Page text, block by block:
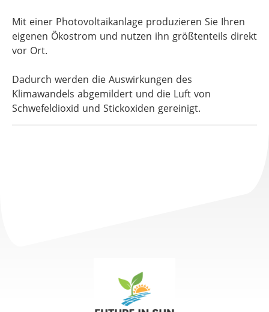
Mit einer Photovoltaikanlage produzieren Sie Ihren
eigenen Ökostrom und nutzen ihn größtenteils direkt
vor Ort.
Dadurch werden die Auswirkungen des
Klimawandels abgemildert und die Luft von
Schwefeldioxid und Stickoxiden gereinigt.